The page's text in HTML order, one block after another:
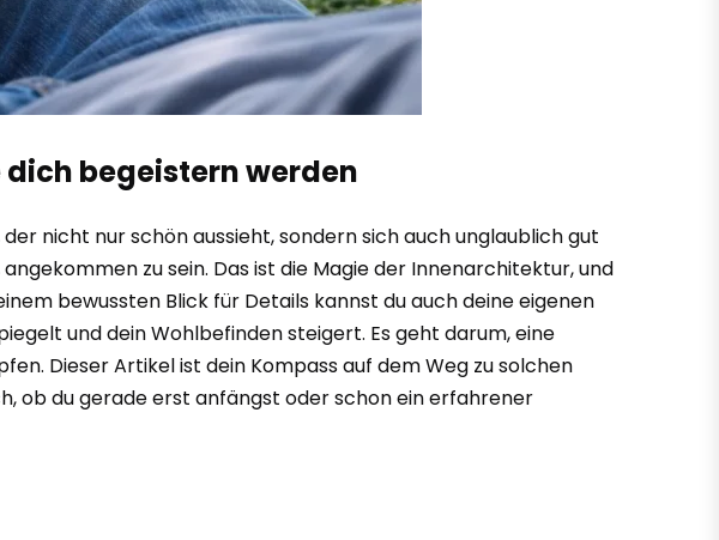
begeistern werden
nicht nur schön aussieht, sondern sich auch unglaublich gut
zu sein. Das ist die Magie der Innenarchitektur, und
bewussten Blick für Details kannst du auch deine eigenen
und dein Wohlbefinden steigert. Es geht darum, eine
Dieser Artikel ist dein Kompass auf dem Weg zu solchen
ob du gerade erst anfängst oder schon ein erfahrener